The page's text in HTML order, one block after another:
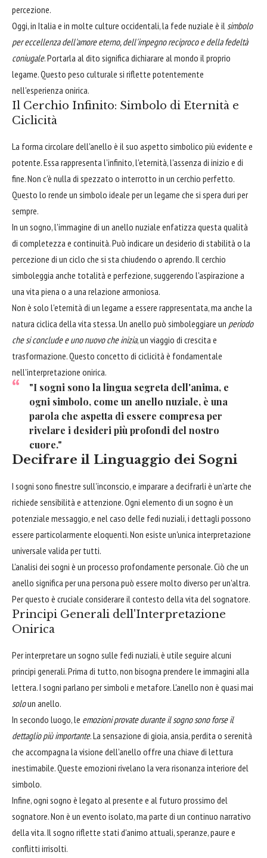
percezione.
Oggi, in Italia e in molte culture occidentali, la fede nuziale è il simbolo
per eccellenza dell'amore eterno, dell'impegno reciproco e della fedeltà
coniugale. Portarla al dito significa dichiarare al mondo il proprio
legame. Questo peso culturale si riflette potentemente
nell'esperienza onirica.
Il Cerchio Infinito: Simbolo di Eternità e
Ciclicità
La forma circolare dell'anello è il suo aspetto simbolico più evidente e
potente. Essa rappresenta l'infinito, l'eternità, l'assenza di inizio e di
fine. Non c'è nulla di spezzato o interrotto in un cerchio perfetto.
Questo lo rende un simbolo ideale per un legame che si spera duri per
sempre.
In un sogno, l'immagine di un anello nuziale enfatizza questa qualità
di completezza e continuità. Può indicare un desiderio di stabilità o la
percezione di un ciclo che si sta chiudendo o aprendo. Il cerchio
simboleggia anche totalità e perfezione, suggerendo l'aspirazione a
una vita piena o a una relazione armoniosa.
Non è solo l'eternità di un legame a essere rappresentata, ma anche la
natura ciclica della vita stessa. Un anello può simboleggiare un periodo
che si conclude e uno nuovo che inizia, un viaggio di crescita e
trasformazione. Questo concetto di ciclicità è fondamentale
nell'interpretazione onirica.
"I sogni sono la lingua segreta dell'anima, e
ogni simbolo, come un anello nuziale, è una
parola che aspetta di essere compresa per
rivelare i desideri più profondi del nostro
cuore."
Decifrare il Linguaggio dei Sogni
I sogni sono finestre sull'inconscio, e imparare a decifrarli è un'arte che
richiede sensibilità e attenzione. Ogni elemento di un sogno è un
potenziale messaggio, e nel caso delle fedi nuziali, i dettagli possono
essere particolarmente eloquenti. Non esiste un'unica interpretazione
universale valida per tutti.
L'analisi dei sogni è un processo profondamente personale. Ciò che un
anello significa per una persona può essere molto diverso per un'altra.
Per questo è cruciale considerare il contesto della vita del sognatore.
Principi Generali dell'Interpretazione
Onirica
Per interpretare un sogno sulle fedi nuziali, è utile seguire alcuni
principi generali. Prima di tutto, non bisogna prendere le immagini alla
lettera. I sogni parlano per simboli e metafore. L'anello non è quasi mai
soloun anello.
In secondo luogo, le emozioni provate durante il sogno sono forse il
dettaglio più importante. La sensazione di gioia, ansia, perdita o serenità
che accompagna la visione dell'anello offre una chiave di lettura
inestimabile. Queste emozioni rivelano la vera risonanza interiore del
simbolo.
Infine, ogni sogno è legato al presente e al futuro prossimo del
sognatore. Non è un evento isolato, ma parte di un continuo narrativo
della vita. Il sogno riflette stati d'animo attuali, speranze, paure e
conflitti irrisolti.